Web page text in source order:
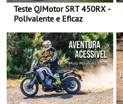
Teste QJMotor SRT 450RX -
Polivalente e Eficaz